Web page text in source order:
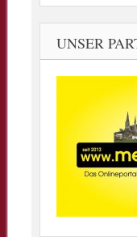
UNSER